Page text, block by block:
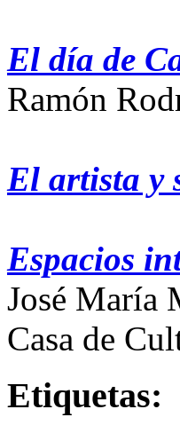
El día de
Ramón
El artista y
Espacios
José María
Casa de
Etiquetas: